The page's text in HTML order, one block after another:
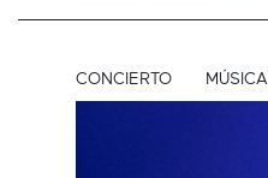
CONCIERTO MÚSICA